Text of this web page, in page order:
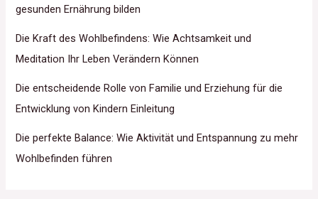
h
gesunden Ernährung bilden
Die Kraft des Wohlbefindens: Wie Achtsamkeit und
Meditation Ihr Leben Verändern Können
Die entscheidende Rolle von Familie und Erziehung für die
Entwicklung von Kindern Einleitung
Die perfekte Balance: Wie Aktivität und Entspannung zu mehr
Wohlbefinden führen